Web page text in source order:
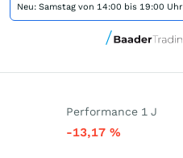
Neu: Samstag von 14:00 bis 19:00 Uhr
Performance 1 J
-13,17 %